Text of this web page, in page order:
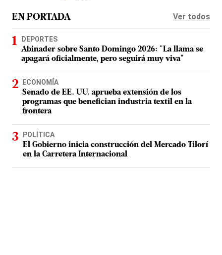
EN PORTADA Ver todos
DEPORTES
Abinader sobre Santo Domingo 2026: "La llama se
apagará oficialmente, pero seguirá muy viva"
ECONOMÍA
Senado de EE. UU. aprueba extensión de los
programas que benefician industria textil en la
frontera
POLÍTICA
El Gobierno inicia construcción del Mercado Tilorí
en la Carretera Internacional